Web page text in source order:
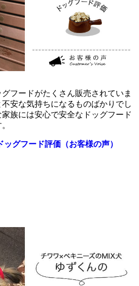
フードがたくさん販売されていま
安な気持ちになるものばかりでし
族には安心で安全なドッグフード
グフード評価（お客様の声）